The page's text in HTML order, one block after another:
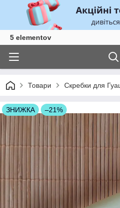
5 elementov
Товари Скребки для
ЗНИЖКА –21%